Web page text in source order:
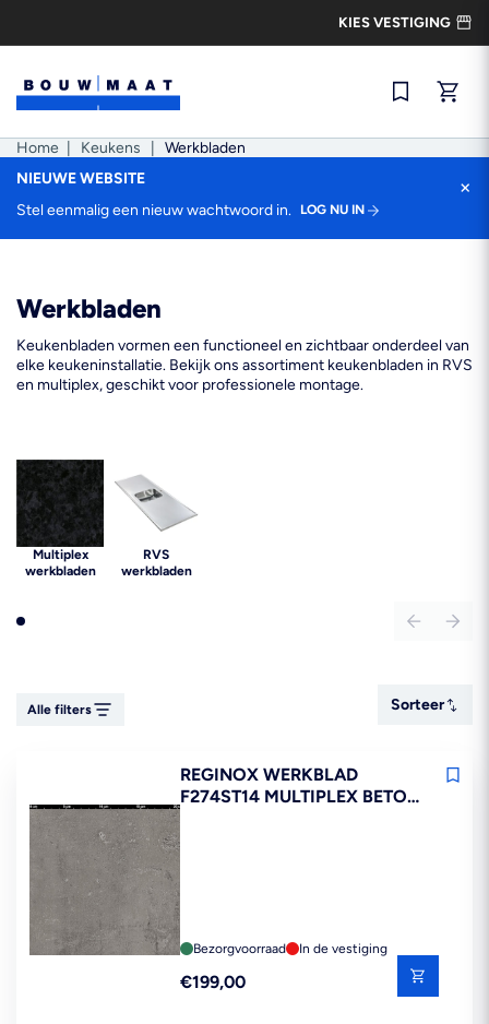
inhoud
KIES VESTIGING
Snel
Home Keukens
Werkbladen
NIEUWE WEBSITE
Stel eenmalig een nieuw wachtwoord in.
LOG NU IN
×
Werkbladen
Keukenbladen vormen een functioneel en zichtbaar onderdeel van
elke keukeninstallatie. Bekijk ons assortiment keukenbladen in RVS
en multiplex, geschikt voor professionele montage.
Multiplex
werkbladen
RVS
werkbladen
Alle filters
Sorteer
Sorteer
REGINOX WERKBLAD
F274ST14 MULTIPLEX BETON
MIX 70%
Bezorgvoorraad In de vestiging
Reguliere
€199,00